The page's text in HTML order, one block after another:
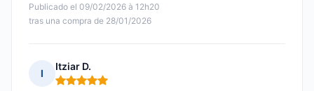
Publicado el 09/02/2026 à 12h20
tras una compra de 28/01/2026
I
Itziar D.
Nota: 5 de 5